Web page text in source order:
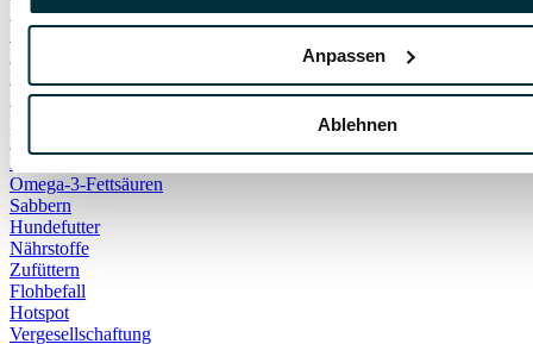
Anpassen
Ablehnen
Kolloidales Silber
Nebenwirkung
Beißen
Beißhemmung
Knabbern
positive Reize
Fischöl
Lachsöl
Omega-3-Fettsäuren
Sabbern
Hundefutter
Nährstoffe
Zufüttern
Flohbefall
Hotspot
Vergesellschaftung